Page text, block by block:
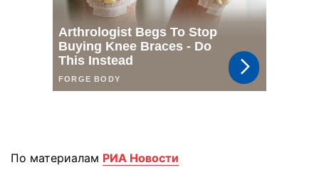
По материалам РИА Новости